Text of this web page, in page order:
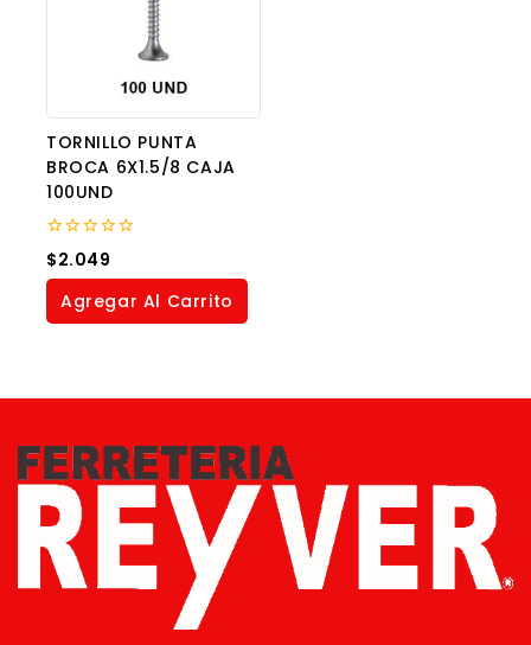
TORNILLO PUNTA
BROCA 6X1.5/8 CAJA
100UND
0
out
of
$2.049
Agregar Al Carrito